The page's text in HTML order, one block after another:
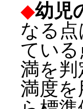
◆幼児
なる
てい
満を
満度